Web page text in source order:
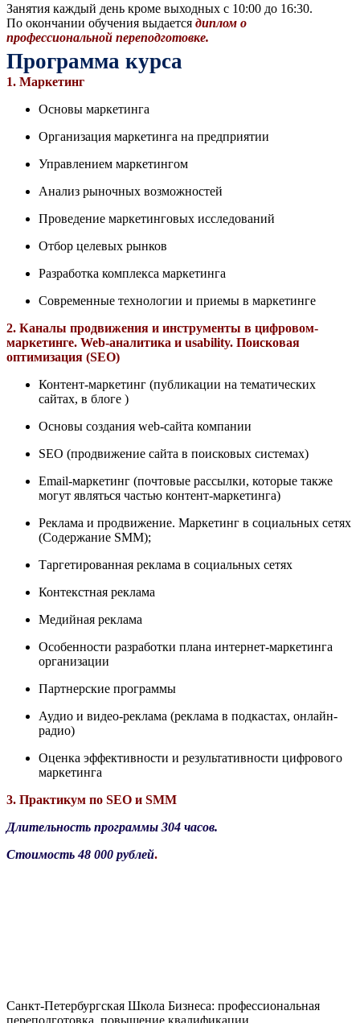
Занятия каждый день кроме выходных с 10:00 до 16:30.
По окончании обучения выдается диплом о
профессиональной переподготовке.
Программа курса
1. Маркетинг
Основы маркетинга
Организация маркетинга на предприятии
Управлением маркетингом
Анализ рыночных возможностей
Проведение маркетинговых исследований
Отбор целевых рынков
Разработка комплекса маркетинга
Современные технологии и приемы в маркетинге
2. Каналы продвижения и инструменты в цифровом-
маркетинге. Web-аналитика и usability. Поисковая
оптимизация (SEO)
Контент-маркетинг (публикации на тематических
сайтах, в блоге )
Основы создания web-сайта компании
SEO (продвижение сайта в поисковых системах)
Email-маркетинг (почтовые рассылки, которые также
могут являться частью контент-маркетинга)
Реклама и продвижение. Маркетинг в социальных сетях
(Содержание SMM);
Таргетированная реклама в социальных сетях
Контекстная реклама
Медийная реклама
Особенности разработки плана интернет-маркетинга
организации
Партнерские программы
Аудио и видео-реклама (реклама в подкастах, онлайн-
радио)
Оценка эффективности и результативности цифрового
маркетинга
3. Практикум по SEO и SMM
Длительность программы 304 часов.
Стоимость 48 000 рублей.
Санкт-Петербургская Школа Бизнеса: профессиональная
переподготовка, повышение квалификации.